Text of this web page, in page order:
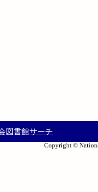
図書館サーチ
Copyright ©